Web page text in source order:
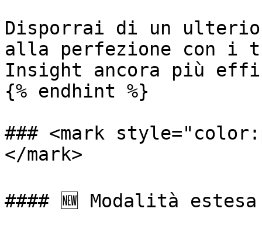
Disporrai di un
alla perfezione con i
Insight ancora più
{% endhint %}
### <mark
</mark>
#### 🆕 Modalità